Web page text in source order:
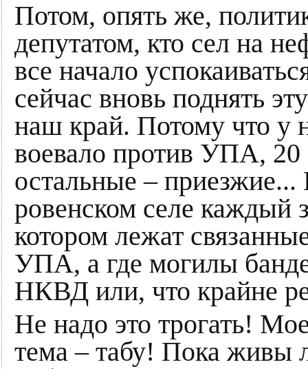
Потом, опять же,
депутатом, кто сел на
все начало
сейчас вновь поднять
наш край. Потому что
воевало против УПА,
остальные –
ровенском селе каждый
котором лежат
УПА, а где могилы
НКВД или, что крайне
Не надо это трогать!
тема – табу! Пока живы